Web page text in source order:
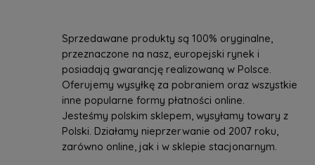
Sprzedawane produkty są 100% oryginalne,
przeznaczone na nasz, europejski rynek i
posiadają gwarancję realizowaną w Polsce.
Oferujemy wysyłkę za pobraniem oraz wszystkie
inne popularne formy płatności online.
Jesteśmy polskim sklepem, wysyłamy towary z
Polski. Działamy nieprzerwanie od 2007 roku,
zarówno online, jak i w sklepie stacjonarnym.